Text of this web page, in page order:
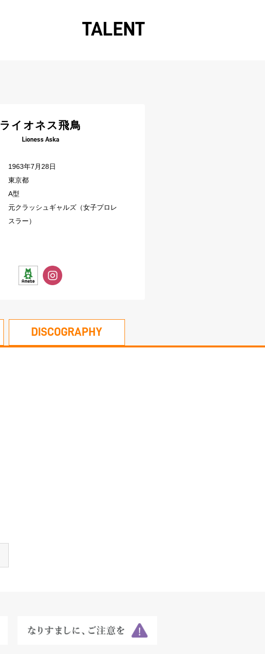
TALENT
ライオネス飛鳥
Lioness Aska
1963年7月28日
東京都
A型
元クラッシュギャルズ（女子プロレ
スラー）
DISCOGRAPHY